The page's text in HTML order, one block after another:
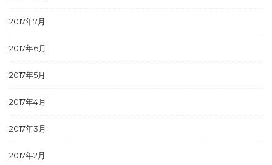
2017年7月
2017年6月
2017年5月
2017年4月
2017年3月
2017年2月